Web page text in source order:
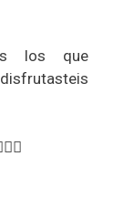
los que